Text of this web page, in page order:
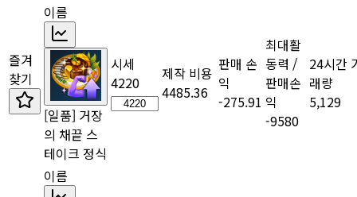
즐겨
찾기
이름
[일품] 거장
의 채끝 스
테이크 정식
시세
4220
제작 비용
4485.36
판매 손
익
-275.91
최대활
동력 /
판매손
익
-9580
24시간
래량
5,129
이름